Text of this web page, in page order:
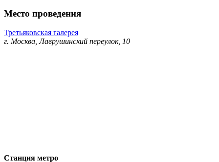
Место проведения
Третьяковская галерея
г. Москва, Лаврушинский переулок, 10
Станция метро